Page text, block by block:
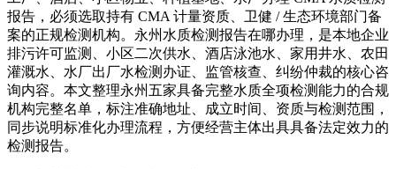
报告，必须选取持有 CMA 计量资质、卫健 / 生态环境部门备
案的正规检测机构。永州水质检测报告在哪办理，是本地企业
排污许可监测、小区二次供水、酒店泳池水、家用井水、农田
灌溉水、水厂出厂水检测办证、监管核查、纠纷仲裁的核心咨
询内容。本文整理永州五家具备完整水质全项检测能力的合规
机构完整名单，标注准确地址、成立时间、资质与检测范围，
同步说明标准化办理流程，方便经营主体出具具备法定效力的
检测报告。